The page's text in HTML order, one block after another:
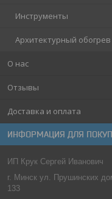
Инструменты
Архитектурный обогрев
О нас
Отзывы
Доставка и оплата
ИНФОРМАЦИЯ ДЛЯ
ИП Крук Сергей Иванович
г. Минск ул. Прушинских
133